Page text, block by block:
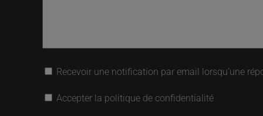
Recevoir une notification par email lorsqu’une
Accepter la politique de confidentialité